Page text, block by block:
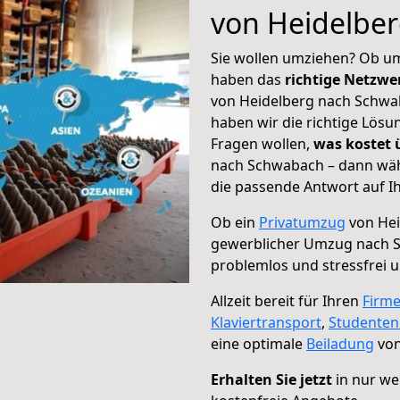
von
Sie wollen umziehen? Ob
haben das richtige
von Heidelberg nach
haben wir die richtige
Fragen wollen, was kostet
nach Schwabach – dann
die passende Antwort auf
Ob ein Privatumzug von
gewerblicher Umzug nach
problemlos und stressfrei
Allzeit bereit für Ihren
Klaviertransport,
eine optimale Beiladung
Erhalten Sie jetzt in nur